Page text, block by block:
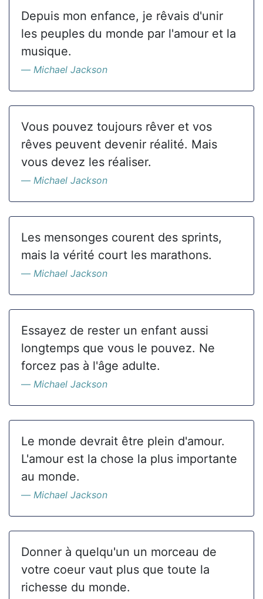
Depuis mon enfance, je rêvais d'unir
les peuples du monde par l'amour et la
musique.
Michael Jackson
Vous pouvez toujours rêver et vos
rêves peuvent devenir réalité. Mais
vous devez les réaliser.
Michael Jackson
Les mensonges courent des sprints,
mais la vérité court les marathons.
Michael Jackson
Essayez de rester un enfant aussi
longtemps que vous le pouvez. Ne
forcez pas à l'âge adulte.
Michael Jackson
Le monde devrait être plein d'amour.
L'amour est la chose la plus importante
au monde.
Michael Jackson
Donner à quelqu'un un morceau de
votre coeur vaut plus que toute la
richesse du monde.